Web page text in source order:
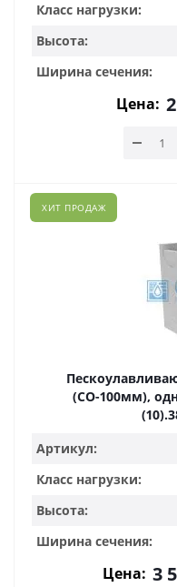
Класс нагрузки:
Высота:
Ширина сечения:
Цена:
ХИТ ПРОДАЖ
(СО-100мм),
Артикул:
Класс нагрузки:
Высота:
Ширина сечения:
Цена: 3